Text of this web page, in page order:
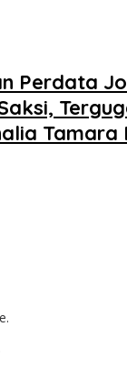
Perdata
Tamara